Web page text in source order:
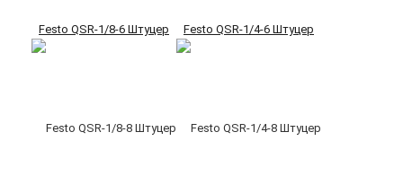
Festo QSR-1/8-6 Штуцер Festo QSR-1/4-6 Штуцер